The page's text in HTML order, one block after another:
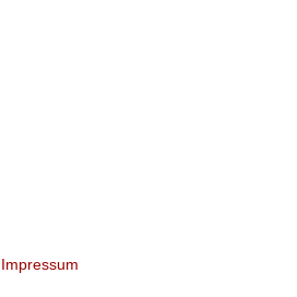
Impressum